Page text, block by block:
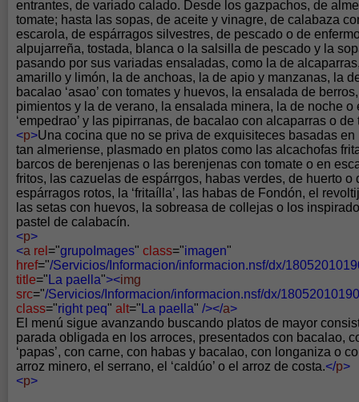
entrantes, de variado calado. Desde los gazpachos, de
tomate; hasta las sopas, de aceite y vinagre, de calabaza
escarola, de espárragos silvestres, de pescado o de
alpujarreña, tostada, blanca o la salsilla de pescado y la
pasando por sus variadas ensaladas, como la de
amarillo y limón, la de anchoas, la de apio y manzanas, la
bacalao ‘asao’ con tomates y huevos, la ensalada de
pimientos y la de verano, la ensalada minera, la de noche o
‘empedrao’ y las pipirranas, de bacalao con alcaparras o
<p>Una cocina que no se priva de exquisiteces basadas
tan almeriense, plasmado en platos como las alcachofas
barcos de berenjenas o las berenjenas con tomate o en
fritos, las cazuelas de espárrgos, habas verdes, de huerto o
espárragos rotos, la ‘fritaílla’, las habas de Fondón, el
las setas con huevos, la sobreasa de collejas o los
pastel de calabacín.
<p>
<a rel ="grupoImages" class="imagen"
href="/Servicios/Informacion/informacion.nsf/dx/
title=" La paella"><img
src="/Servicios/Informacion/informacion.nsf/dx/
class="right peq" alt=" La paella" /></a>
El menú sigue avanzando buscando platos de mayor
parada obligada en los arroces, presentados con bacalao,
‘papas’, con carne, con habas y bacalao, con longaniza o
arroz minero, el serrano, el ‘caldúo’ o el arroz de costa.</p>
<p>